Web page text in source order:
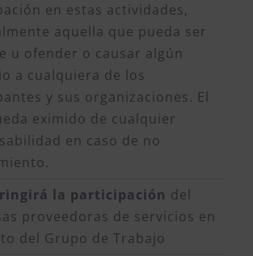
en estas actividades,
aquella que pueda ser
u ofender o causar algún
a cualquiera de los
y sus organizaciones. El
eximido de cualquier
en caso de no
la participación del
proveedoras de servicios en
del Grupo de Trabajo